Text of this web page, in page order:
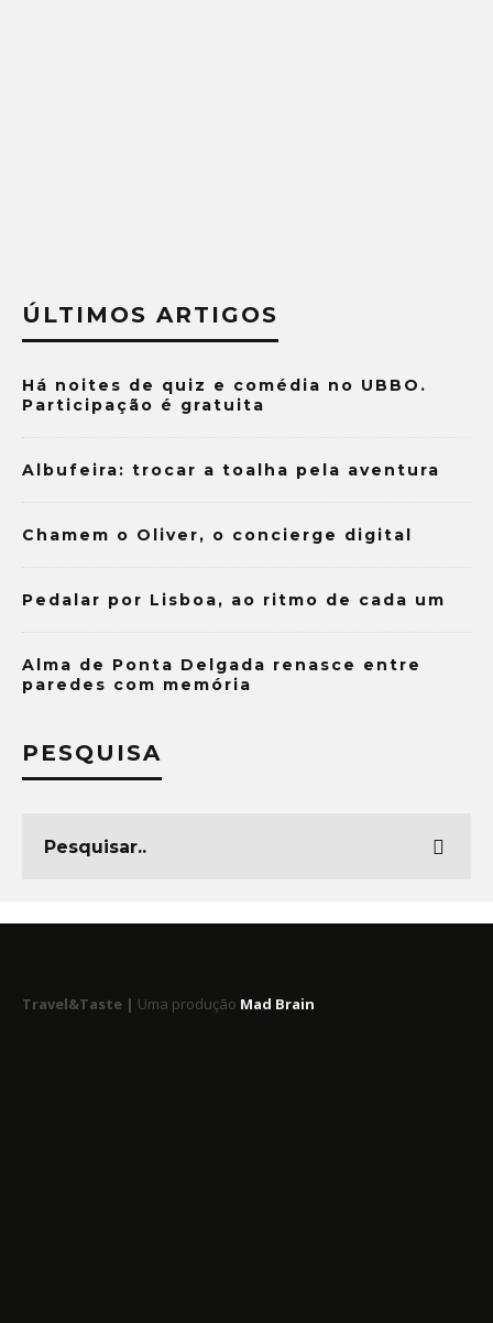
ÚLTIMOS ARTIGOS
Há noites de quiz e comédia no UBBO.
Participação é gratuita
Albufeira: trocar a toalha pela aventura
Chamem o Oliver, o concierge digital
Pedalar por Lisboa, ao ritmo de cada um
Alma de Ponta Delgada renasce entre
paredes com memória
PESQUISA
Travel&Taste | Uma produção Mad Brain